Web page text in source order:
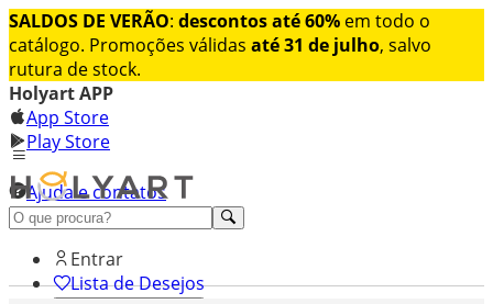
SALDOS DE VERÃO: descontos até 60% em todo o
catálogo. Promoções válidas até 31 de julho, salvo
rutura de stock.
Holyart APP
App Store
Play Store
Ajuda e contatos
Conheça premium
Entrar
Lista de Desejos